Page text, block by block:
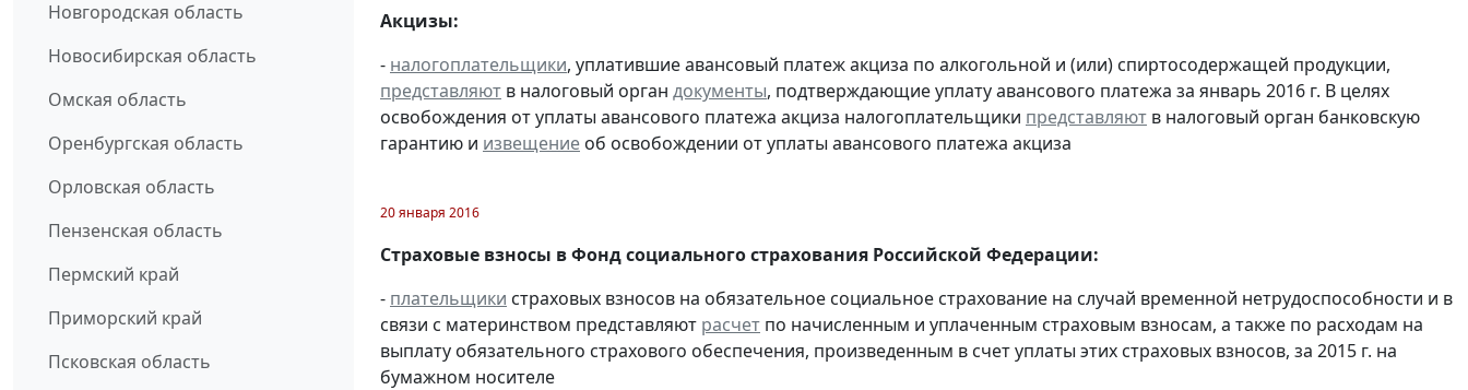
Новгородская область
Новосибирская область
Омская область
Оренбургская область
Орловская область
Пензенская область
Пермский край
Приморский край
Псковская область
Акцизы:
- налогоплательщики, уплатившие авансовый платеж акциза по алкогольной и (или) спиртосодержащей продукции,
представляют в налоговый орган документы, подтверждающие уплату авансового платежа за январь 2016 г. В целях
освобождения от уплаты авансового платежа акциза налогоплательщики представляют в налоговый орган банковскую
гарантию и извещение об освобождении от уплаты авансового платежа акциза
20 января 2016
Страховые взносы в Фонд социального страхования Российской Федерации:
- плательщики страховых взносов на обязательное социальное страхование на случай временной нетрудоспособности и в
связи с материнством представляют расчет по начисленным и уплаченным страховым взносам, а также по расходам на
выплату обязательного страхового обеспечения, произведенным в счет уплаты этих страховых взносов, за 2015 г. на
бумажном носителе